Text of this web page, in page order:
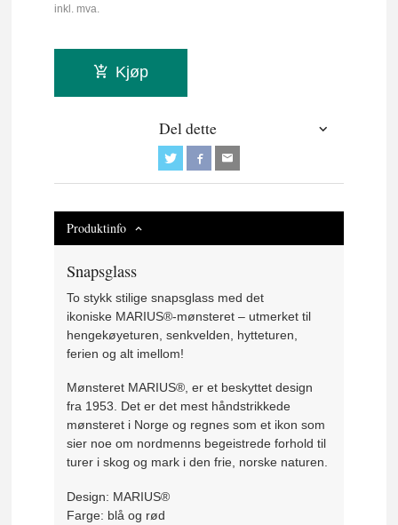
inkl. mva.
Kjøp
Del dette
Produktinfo
Snapsglass
To stykk stilige snapsglass med det
ikoniske MARIUS®-mønsteret – utmerket til
hengekøyeturen, senkvelden, hytteturen,
ferien og alt imellom!
Mønsteret MARIUS®, er et beskyttet design
fra 1953. Det er det mest håndstrikkede
mønsteret i Norge og regnes som et ikon som
sier noe om nordmenns begeistrede forhold til
turer i skog og mark i den frie, norske naturen.
Design: MARIUS®
Farge: blå og rød